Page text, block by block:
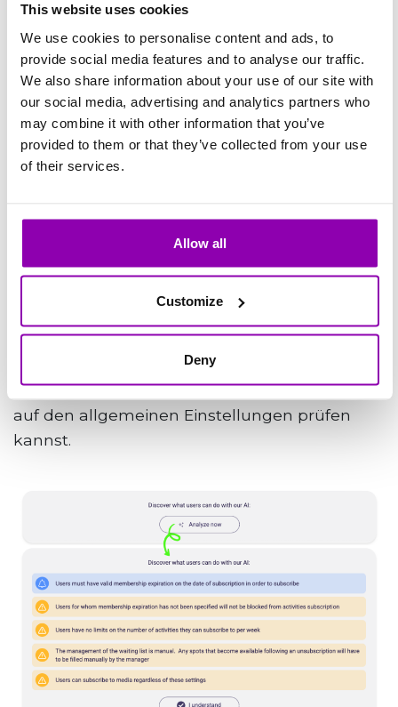
This website uses cookies
We use cookies to personalise content and ads, to
provide social media features and to analyse our traffic.
We also share information about your use of our site with
our social media, advertising and analytics partners who
may combine it with other information that you’ve
provided to them or that they’ve collected from your use
of their services.
Allow all
Customize
Deny
schnell überprüfen
Wenn du wissen möchtest, an welchen
Aktivitäten ein Benutzer teilnehmen kann –
unter Berücksichtigung nicht nur des
Abonnement-Ablaufs, sondern auch anderer
Einschränkungen (z. B. Zertifikate, individuelle
Fristen, Wochenlimits) – kannst du die
Benutzerprofil verwenden. Die KI liefert dir
eine klare und detaillierte Übersicht über die
möglichen Buchungen.
ANALYSIEREN ist auch in denglobalen
verfügbar, sodass du die
Einschränkungen für alle Benutzer basierend
auf den allgemeinen Einstellungen prüfen
kannst.